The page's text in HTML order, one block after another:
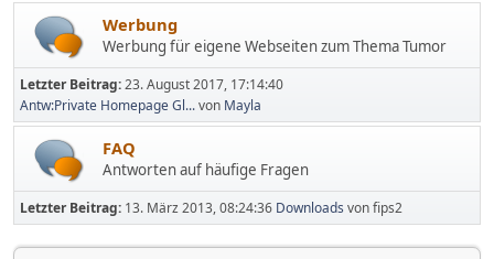
Werbung
Werbung für eigene Webseiten zum Thema Tumor
Letzter Beitrag:23. August 2017, 17:14:40
Antw:Private Homepage Gl...von Mayla
FAQ
Antworten auf häufige Fragen
Letzter Beitrag: 13. März 2013, 08:24:36 Downloads von fips2